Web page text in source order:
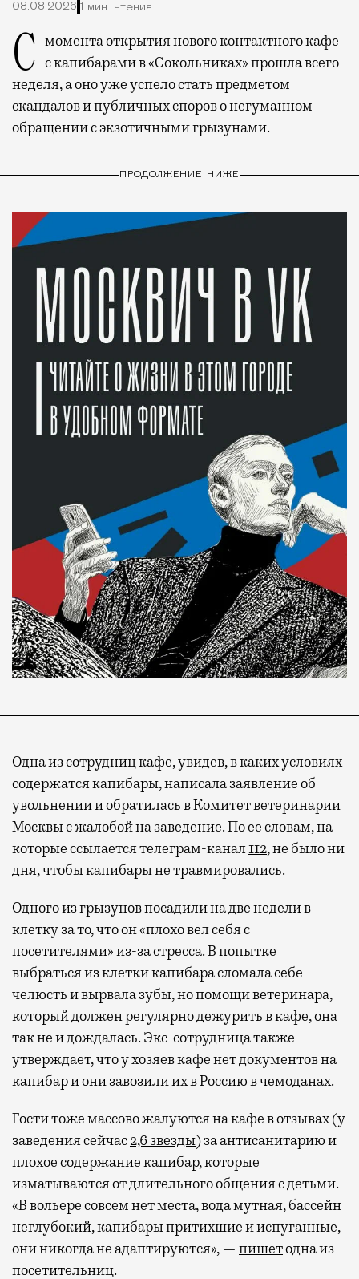
08.08.2026 1 мин. чтения
С момента открытия нового контактного кафе с капибарами в «Сокольниках» прошла всего
неделя, а оно уже успело стать предметом
скандалов и публичных споров о негуманном
обращении с экзотичными грызунами.
ПРОДОЛЖЕНИЕ НИЖЕ
Одна из сотрудниц кафе, увидев, в каких условиях
содержатся капибары, написала заявление об
увольнении и обратилась в Комитет ветеринарии
Москвы с жалобой на заведение. По ее словам, на
которые ссылается телеграм-канал112, не было ни
дня, чтобы капибары не травмировались.
Одного из грызунов посадили на две недели в
клетку за то, что он «плохо вел себя с
посетителями» из-за стресса. В попытке
выбраться из клетки капибара сломала себе
челюсть и вырвала зубы, но помощи ветеринара,
который должен регулярно дежурить в кафе, она
так не и дождалась. Экс-сотрудница также
утверждает, что у хозяев кафе нет документов на
капибар и они завозили их в Россию в чемоданах.
Гости тоже массово жалуются на кафе в отзывах (у
заведения сейчас2,6 звезды) за антисанитарию и
плохое содержание капибар, которые
изматываются от длительного общения с детьми.
«В вольере совсем нет места, вода мутная, бассейн
неглубокий, капибары притихшие и испуганные,
они никогда не адаптируются», — пишетодна из
посетительниц.